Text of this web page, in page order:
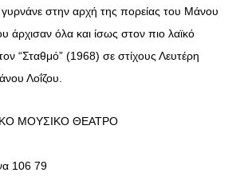
γυρνάνε στην αρχή της πορείας του Μάνου
άρχισαν όλα και ίσως στον πιο λαϊκό
“Σταθμό” (1968) σε στίχους Λευτέρη
Λοΐζου.
ΜΟΥΣΙΚΟ ΘΕΑΤΡΟ
106 79